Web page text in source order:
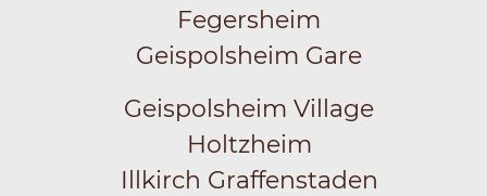
Fegersheim
Geispolsheim Gare
Geispolsheim Village
Holtzheim
Illkirch Graffenstaden